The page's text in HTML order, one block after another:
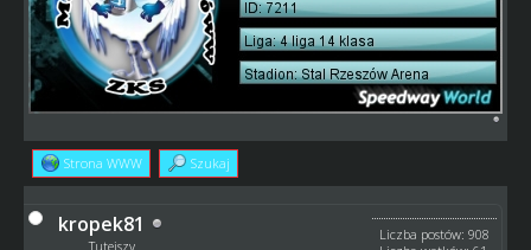
Strona WWW Szukaj
kropek81
Tutejszy
Liczba postów: 908